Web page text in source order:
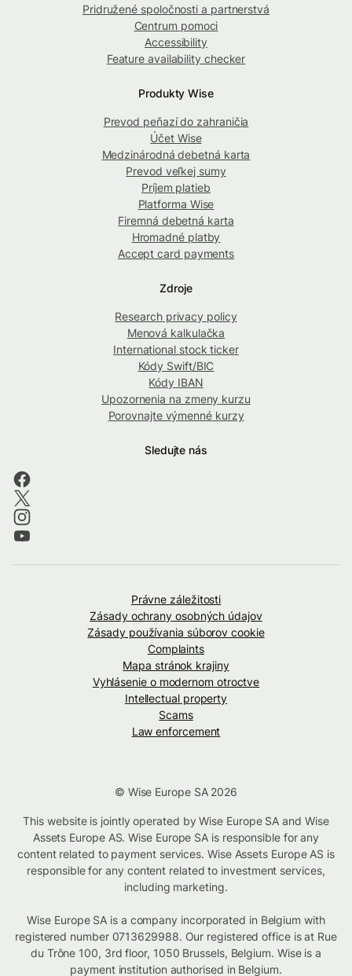
Pridružené spoločnosti a partnerstvá
Centrum pomoci
Accessibility
Feature availability checker
Produkty Wise
Prevod peňazí do zahraničia
Účet Wise
Medzinárodná debetná karta
Prevod veľkej sumy
Príjem platieb
Platforma Wise
Firemná debetná karta
Hromadné platby
Accept card payments
Zdroje
Research privacy policy
Menová kalkulačka
International stock ticker
Kódy Swift/BIC
Kódy IBAN
Upozornenia na zmeny kurzu
Porovnajte výmenné kurzy
Sledujte nás
Právne záležitosti
Zásady ochrany osobných údajov
Zásady používania súborov cookie
Complaints
Mapa stránok krajiny
Vyhlásenie o modernom otroctve
Intellectual property
Scams
Law enforcement
© Wise Europe SA 2026
This website is jointly operated by Wise Europe SA and Wise
Assets Europe AS. Wise Europe SA is responsible for any
content related to payment services. Wise Assets Europe AS is
responsible for any content related to investment services,
including marketing.
Wise Europe SA is a company incorporated in Belgium with
registered number 0713629988. Our registered office is at Rue
du Trône 100, 3rd floor, 1050 Brussels, Belgium. Wise is a
payment institution authorised in Belgium.